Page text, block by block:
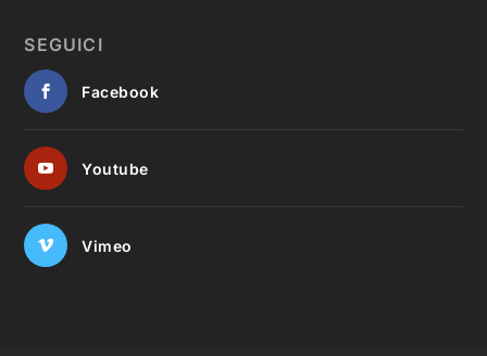
SEGUICI
Facebook
Youtube
Vimeo